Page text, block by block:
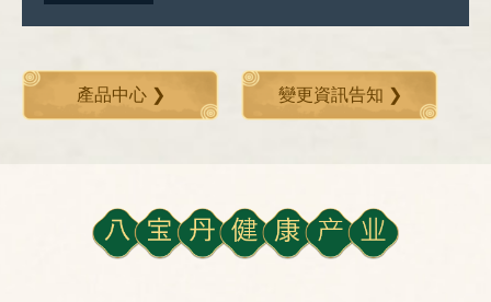
產品中心 ❯ 變更資訊告知 ❯